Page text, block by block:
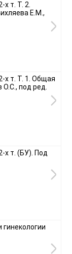
х т. Т. 2.
Е.М.,
х т. Т. 1. Общая
под ред.
х т. (БУ). Под